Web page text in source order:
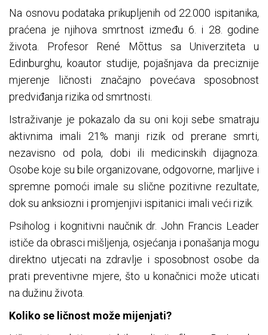
Na osnovu podataka prikupljenih od 22.000 ispitanika,
praćena je njihova smrtnost između 6. i 28. godine
života. Profesor René Mõttus sa Univerziteta u
Edinburghu, koautor studije, pojašnjava da preciznije
mjerenje ličnosti značajno povećava sposobnost
predviđanja rizika od smrtnosti.
Istraživanje je pokazalo da su oni koji sebe smatraju
aktivnima imali 21% manji rizik od prerane smrti,
nezavisno od pola, dobi ili medicinskih dijagnoza.
Osobe koje su bile organizovane, odgovorne, marljive i
spremne pomoći imale su slične pozitivne rezultate,
dok su anksiozni i promjenjivi ispitanici imali veći rizik.
Psiholog i kognitivni naučnik dr. John Francis Leader
ističe da obrasci mišljenja, osjećanja i ponašanja mogu
direktno utjecati na zdravlje i sposobnost osobe da
prati preventivne mjere, što u konačnici može uticati
na dužinu života.
Koliko se ličnost može mijenjati?